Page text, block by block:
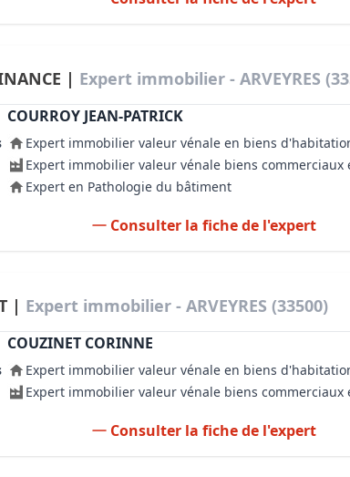
| Expert immobilier - ARVEYRES
COURROY JEAN-PATRICK
Expert immobilier valeur vénale en biens
Expert immobilier valeur vénale biens commerciaux
Expert en Pathologie du bâtiment
Consulter la fiche de l'expert
| Expert immobilier - ARVEYRES (33500)
COUZINET CORINNE
Expert immobilier valeur vénale en biens
Expert immobilier valeur vénale biens commerciaux
Consulter la fiche de l'expert